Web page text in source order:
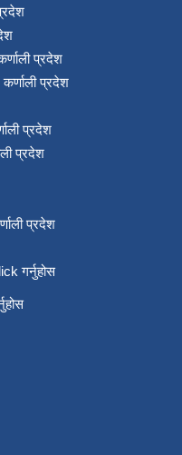
प्रदेश
प्रदेश
प्रदेश
प्रदेश
प्रदेश
गर्नुहोस